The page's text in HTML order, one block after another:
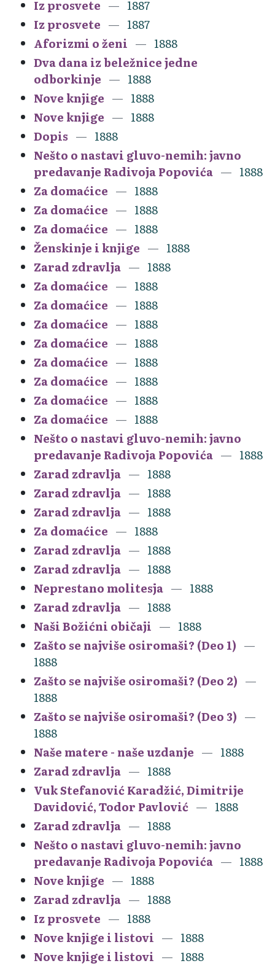
Iz prosvete
1887
Iz prosvete
1887
Aforizmi o ženi
1888
Dva dana iz beležnice jedne
odborkinje
1888
Nove knjige
1888
Nove knjige
1888
Dopis
1888
Nešto o nastavi gluvo-nemih: javno
predavanje Radivoja Popovića
1888
Za domaćice
1888
Za domaćice
1888
Za domaćice
1888
Ženskinje i knjige
1888
Zarad zdravlja
1888
Za domaćice
1888
Za domaćice
1888
Za domaćice
1888
Za domaćice
1888
Za domaćice
1888
Za domaćice
1888
Za domaćice
1888
Za domaćice
1888
Nešto o nastavi gluvo-nemih: javno
predavanje Radivoja Popovića
1888
Zarad zdravlja
1888
Zarad zdravlja
1888
Zarad zdravlja
1888
Za domaćice
1888
Zarad zdravlja
1888
Zarad zdravlja
1888
Neprestano molitesja
1888
Zarad zdravlja
1888
Naši Božićni običaji
1888
Zašto se najviše osiromaši? (Deo 1)
1888
Zašto se najviše osiromaši? (Deo 2)
1888
Zašto se najviše osiromaši? (Deo 3)
1888
Naše matere - naše uzdanje
1888
Zarad zdravlja
1888
Vuk Stefanović Karadžić, Dimitrije
Davidović, Todor Pavlović
1888
Zarad zdravlja
1888
Nešto o nastavi gluvo-nemih: javno
predavanje Radivoja Popovića
1888
Nove knjige
1888
Zarad zdravlja
1888
Iz prosvete
1888
Nove knjige i listovi
1888
Nove knjige i listovi
1888